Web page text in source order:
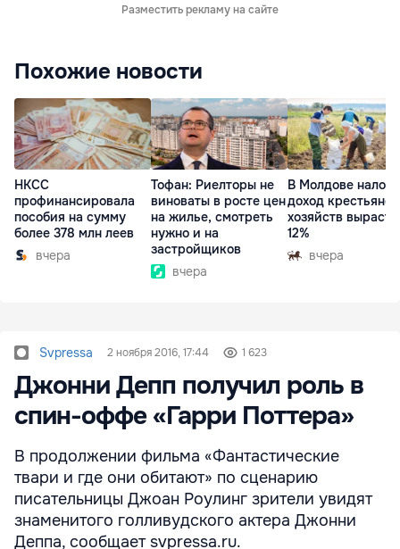
Разместить рекламу на сайте
Похожие новости
НКСС
профинансировала
пособия на сумму
более 378 млн леев
вчера
Тофан: Риелторы не
виноваты в росте цен
на жилье, смотреть
нужно и на
застройщиков
вчера
В Молдове налог
доход
хозяйств
12%
вчера
Svpressa 2 ноября 2016, 17:44 1 623
Джонни Депп получил роль в
спин-оффе «Гарри Поттера»
В продолжении фильма «Фантастические
твари и где они обитают» по сценарию
писательницы Джоан Роулинг зрители увидят
знаменитого голливудского актера Джонни
Деппа, сообщает svpressa.ru.